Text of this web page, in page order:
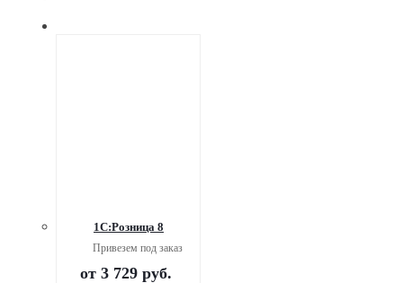
1С:Розница 8
Привезем под заказ
от 3 729 руб.